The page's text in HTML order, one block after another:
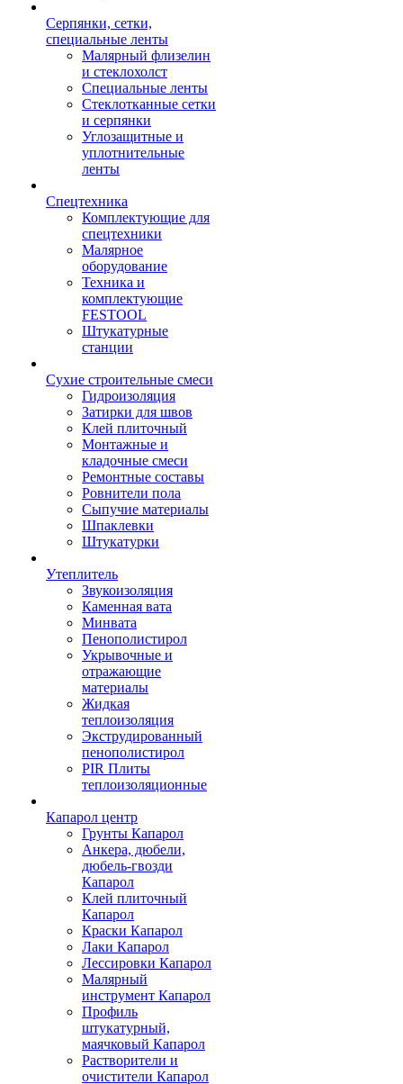
Серпянки, сетки,
специальные ленты
Малярный флизелин
и стеклохолст
Специальные ленты
Стеклотканные сетки
и серпянки
Углозащитные и
уплотнительные
ленты
Спецтехника
Комплектующие для
спецтехники
Малярное
оборудование
Техника и
комплектующие
FESTOOL
Штукатурные
станции
Сухие строительные смеси
Гидроизоляция
Затирки для швов
Клей плиточный
Монтажные и
кладочные смеси
Ремонтные составы
Ровнители пола
Сыпучие материалы
Шпаклевки
Штукатурки
Утеплитель
Звукоизоляция
Каменная вата
Минвата
Пенополистирол
Укрывочные и
отражающие
материалы
Жидкая
теплоизоляция
Экструдированный
пенополистирол
PIR Плиты
теплоизоляционные
Капарол центр
Грунты Капарол
Анкера, дюбели,
дюбель-гвозди
Капарол
Клей плиточный
Капарол
Краски Капарол
Лаки Капарол
Лессировки Капарол
Малярный
инструмент Капарол
Профиль
штукатурный,
маячковый Капарол
Растворители и
очистители Капарол